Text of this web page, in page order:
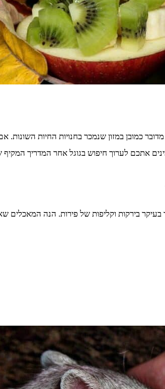
כמובן במזון שנמכר בחנויות החיות השונות.
אתכם לערוך חיפוש בגוגל אחר המדריך המקיף
בירקות וקליפות של פירות. הנה המאכלים